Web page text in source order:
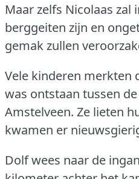
Maar zelfs Nicolaas zal
berggeiten zijn en
gemak zullen
Vele kinderen merkten
was ontstaan tussen
Amstelveen. Ze lieten
kwamen er
Dolf wees naar de